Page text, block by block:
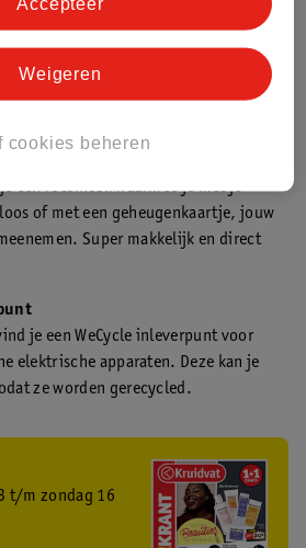
drogist. Dit betekent dat je
een fotokiosk waarmee je met je
of met een geheugenkaartje, jouw
Super makkelijk en direct
je een WeCycle inleverpunt voor
elektrische apparaten. Deze kan je
ze worden gerecycled.
t/m zondag 16
cookies beheren
Weigeren